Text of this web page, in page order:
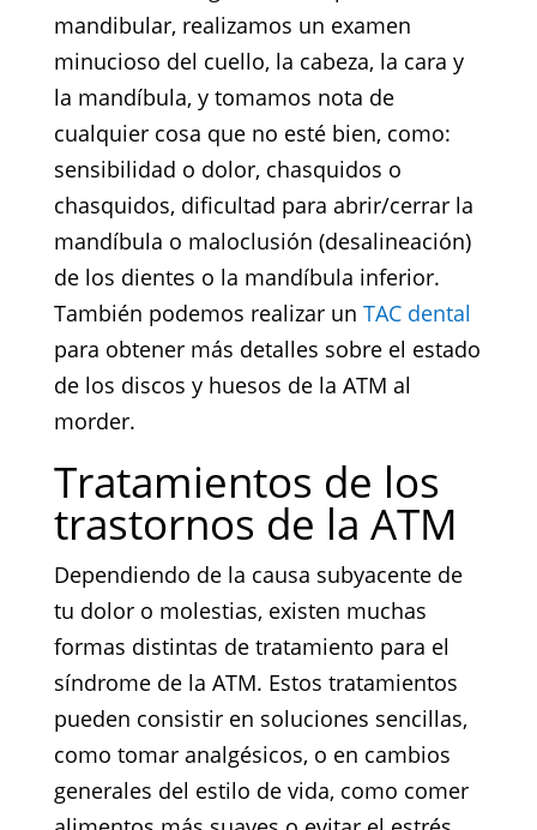
mandibular, realizamos un examen
minucioso del cuello, la cabeza, la cara y
la mandíbula, y tomamos nota de
cualquier cosa que no esté bien, como:
sensibilidad o dolor, chasquidos o
chasquidos, dificultad para abrir/cerrar la
mandíbula o maloclusión (desalineación)
de los dientes o la mandíbula inferior.
También podemos realizar un TAC dental
para obtener más detalles sobre el estado
de los discos y huesos de la ATM al
morder.
Tratamientos de los
trastornos de la ATM
Dependiendo de la causa subyacente de
tu dolor o molestias, existen muchas
formas distintas de tratamiento para el
síndrome de la ATM. Estos tratamientos
pueden consistir en soluciones sencillas,
como tomar analgésicos, o en cambios
generales del estilo de vida, como comer